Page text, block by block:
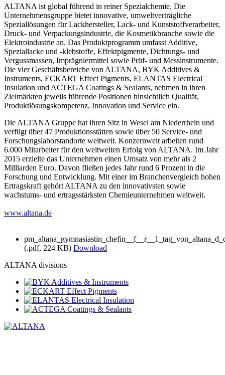
ALTANA ist global führend in reiner Spezialchemie. Die
Unternehmensgruppe bietet innovative, umweltverträgliche
Speziallösungen für Lackhersteller, Lack- und Kunststoffverarbeiter,
Druck- und Verpackungsindustrie, die Kosmetikbranche sowie die
Elektroindustrie an. Das Produktprogramm umfasst Additive,
Speziallacke und -klebstoffe, Effektpigmente, Dichtungs- und
Vergussmassen, Imprägniermittel sowie Prüf- und Messinstrumente.
Die vier Geschäftsbereiche von ALTANA, BYK Additives &
Instruments, ECKART Effect Pigments, ELANTAS Electrical
Insulation und ACTEGA Coatings & Sealants, nehmen in ihren
Zielmärkten jeweils führende Positionen hinsichtlich Qualität,
Produktlösungskompetenz, Innovation und Service ein.
Die ALTANA Gruppe hat ihren Sitz in Wesel am Niederrhein und
verfügt über 47 Produktionsstätten sowie über 50 Service- und
Forschungslaborstandorte weltweit. Konzernweit arbeiten rund
6.000 Mitarbeiter für den weltweiten Erfolg von ALTANA. Im Jahr
2015 erzielte das Unternehmen einen Umsatz von mehr als 2
Milliarden Euro. Davon fließen jedes Jahr rund 6 Prozent in die
Forschung und Entwicklung. Mit einer im Branchenvergleich hohen
Ertragskraft gehört ALTANA zu den innovativsten sowie
wachstums- und ertragsstärksten Chemieunternehmen weltweit.
www.altana.de
(.pdf, 224 KB) Download
ALTANA divisions